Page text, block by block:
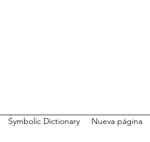
Symbolic Dictionary Nueva página